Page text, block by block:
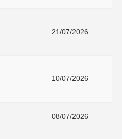
21/07/2026
10/07/2026
08/07/2026